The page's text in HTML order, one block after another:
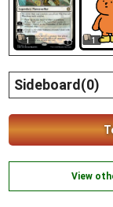
1 1
Sideboard(0)
View